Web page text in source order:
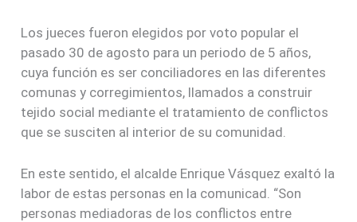
Los jueces fueron elegidos por voto popular el
pasado 30 de agosto para un periodo de 5 años,
cuya función es ser conciliadores en las diferentes
comunas y corregimientos, llamados a construir
tejido social mediante el tratamiento de conflictos
que se susciten al interior de su comunidad.
En este sentido, el alcalde Enrique Vásquez exaltó la
labor de estas personas en la comunicad. “Son
personas mediadoras de los conflictos entre